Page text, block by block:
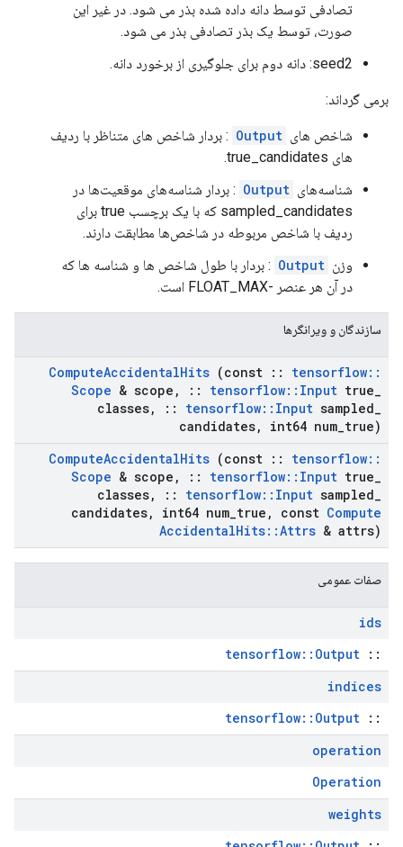
تصادفی توسط دانه داده شده بذر می شود. در غیر این
صورت، توسط یک بذر تصادفی بذر می شود.
seed2: دانه دوم برای جلوگیری از برخورد دانه.
برمی گرداند:
شاخص های Output : بردار شاخص های متناظر با ردیف
های true_candidates.
شناسه‌های Output : بردار شناسه‌های موقعیت‌ها در
sampled_candidates که با یک برچسب true برای
ردیف با شاخص مربوطه در شاخص‌ها مطابقت دارند.
وزن Output : بردار با طول شاخص ها و شناسه ها که
در آن هر عنصر -FLOAT_MAX است.
سازندگان و ویرانگرها
ComputeAccidentalHits (const :: tensorflow::
Scope & scope , :: tensorflow:: Input true
classes, :: tensorflow:: Input sampled
candidates, int64 num true)
ComputeAccidentalHits (const :: tensorflow::
Scope & scope , :: tensorflow:: Input true
classes, :: tensorflow:: Input sampled
candidates, int64 num true , const Compute
AccidentalHits::Attrs & attrs)
صفات عمومی
ids
::
tensorflow::Output
indices
::
tensorflow::Output
operation
Operation
weights